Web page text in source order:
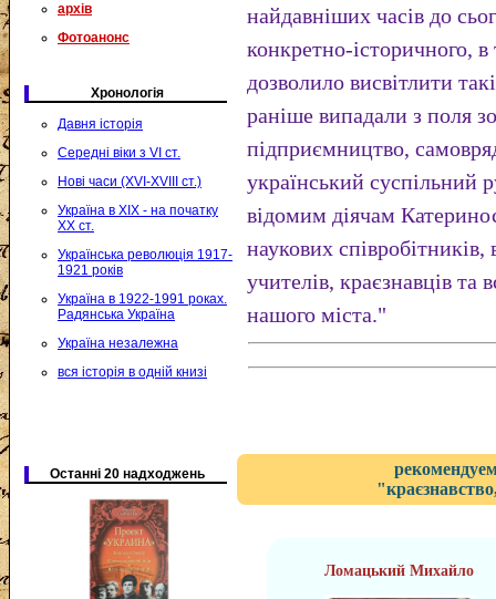
архів
Фотоанонс
Хронологія
Давня історія
Середні віки з VI ст.
Нові часи (XVI-XVIII ст.)
Україна в XIX - на початку
XX ст.
Українська революція 1917-
1921 років
Україна в 1922-1991 роках.
Радянська Україна
Україна незалежна
вся історія в одній книзі
Останні 20 надходжень
найдавніших часів до
конкретно-історичного, в
дозволило висвітлити
раніше випадали з поля
підприємництво,
український суспільний
відомим діячам
наукових співробітників,
учителів, краєзнавців та
нашого міста."
Ломацький Михайло